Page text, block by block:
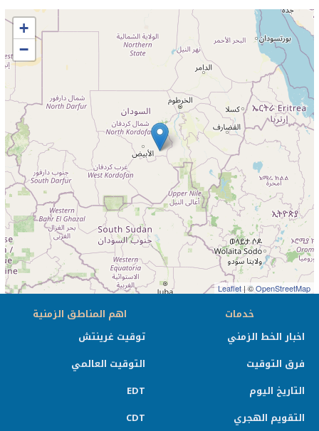
+
−
Leaflet | ©OpenStreetMap
خدمات
اخبار الخط الزمني
فرق التوقيت
التاريخ اليوم
التقويم الهجري
اهم المناطق الزمنية
توقيت غرينتش
التوقيت العالمي
EDT
CDT